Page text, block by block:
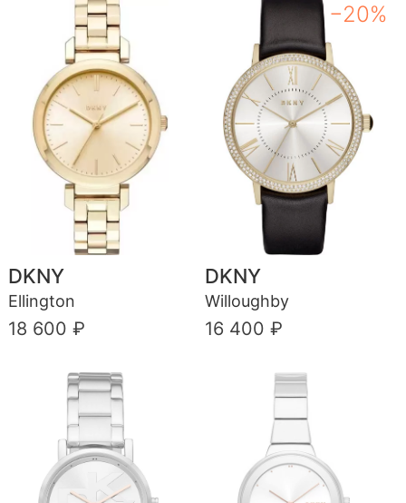
DKNY
Ellington
18 600 ₽
−20%
DKNY
Willoughby
16 400 ₽